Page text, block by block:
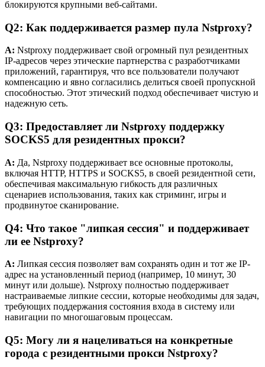
блокируются крупными веб-сайтами.
Q2: Как поддерживается размер пула Nstproxy?
A: Nstproxy поддерживает свой огромный пул резидентных
IP-адресов через этические партнерства с разработчиками
приложений, гарантируя, что все пользователи получают
компенсацию и явно согласились делиться своей пропускной
способностью. Этот этический подход обеспечивает чистую и
надежную сеть.
Q3: Предоставляет ли Nstproxy поддержку
SOCKS5 для резидентных прокси?
A: Да, Nstproxy поддерживает все основные протоколы,
включая HTTP, HTTPS и SOCKS5, в своей резидентной сети,
обеспечивая максимальную гибкость для различных
сценариев использования, таких как стриминг, игры и
продвинутое сканирование.
Q4: Что такое "липкая сессия" и поддерживает
ли ее Nstproxy?
A: Липкая сессия позволяет вам сохранять один и тот же IP-
адрес на установленный период (например, 10 минут, 30
минут или дольше). Nstproxy полностью поддерживает
настраиваемые липкие сессии, которые необходимы для задач,
требующих поддержания состояния входа в систему или
навигации по многошаговым процессам.
Q5: Могу ли я нацеливаться на конкретные
города с резидентными прокси Nstproxy?